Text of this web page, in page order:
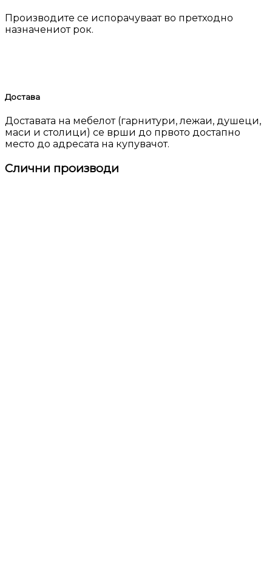
Производите се испорачуваат во претходно
назначениот рок.
Достава
Доставата на мебелот (гарнитури, лежаи, душеци,
маси и столици) се врши до првото достапно
место до адресата на купувачот.
Слични производи